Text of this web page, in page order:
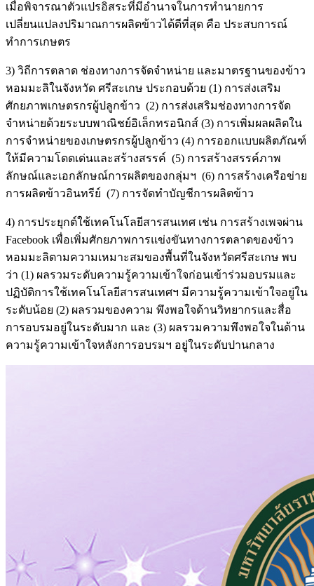
เมื่อพิจารณาตัวแปรอิสระที่มีอำนาจในการทำนายการ
เปลี่ยนแปลงปริมาณการผลิตข้าวได้ดีที่สุด คือ ประสบการณ์
ทำการเกษตร
3) วิถีการตลาด ช่องทางการจัดจำหน่าย และมาตรฐานของข้าว
หอมมะลิในจังหวัด ศรีสะเกษ ประกอบด้วย (1) การส่งเสริม
ศักยภาพเกษตรกรผู้ปลูกข้าว (2) การส่งเสริมช่องทางการจัด
จำหน่ายด้วยระบบพาณิชย์อิเล็กทรอนิกส์ (3) การเพิ่มผลผลิตใน
การจำหน่ายของเกษตรกรผู้ปลูกข้าว (4) การออกแบบผลิตภัณฑ์
ให้มีความโดดเด่นและสร้างสรรค์ (5) การสร้างสรรค์ภาพ
ลักษณ์และเอกลักษณ์การผลิตของกลุ่มฯ (6) การสร้างเครือข่าย
การผลิตข้าวอินทรีย์ (7) การจัดทำบัญชีการผลิตข้าว
4) การประยุกต์ใช้เทคโนโลยีสารสนเทศ เช่น การสร้างเพจผ่าน
Facebook เพื่อเพิ่มศักยภาพการแข่งขันทางการตลาดของข้าว
หอมมะลิตามความเหมาะสมของพื้นที่ในจังหวัดศรีสะเกษ พบ
ว่า (1) ผลรวมระดับความรู้ความเข้าใจก่อนเข้าร่วมอบรมและ
ปฏิบัติการใช้เทคโนโลยีสารสนเทศฯ มีความรู้ความเข้าใจอยู่ใน
ระดับน้อย (2) ผลรวมของความ พึงพอใจด้านวิทยากรและสื่อ
การอบรมอยู่ในระดับมาก และ (3) ผลรวมความพึงพอใจในด้าน
ความรู้ความเข้าใจหลังการอบรมฯ อยู่ในระดับปานกลาง